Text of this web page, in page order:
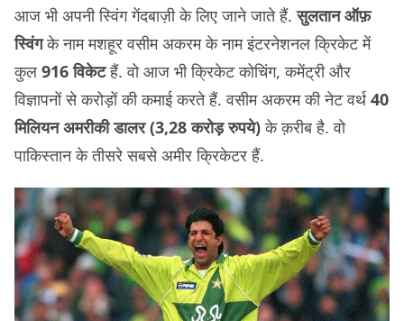
आज भी अपनी स्विंग गेंदबाज़ी के लिए जाने जाते हैं.सुलतान ऑफ़
स्विंगके नाम मशहूर वसीम अकरम के नाम इंटरनेशनल क्रिकेट में
कुल 916 विकेटहैं. वो आज भी क्रिकेट कोचिंग, कमेंट्री और
विज्ञापनों से करोड़ों की कमाई करते हैं. वसीम अकरम की नेट वर्थ 40
मिलियन अमरीकी डालर (3,28 करोड़ रुपये)के क़रीब है. वो
पाकिस्तान के तीसरे सबसे अमीर क्रिकेटर हैं.